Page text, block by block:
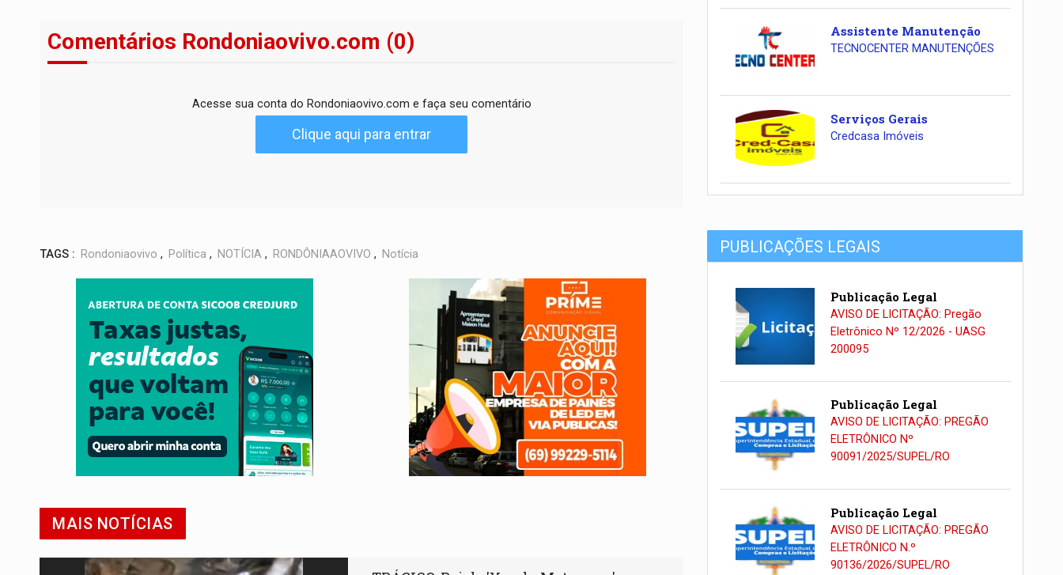
Comentários Rondoniaovivo.com (0)
Acesse sua conta do Rondoniaovivo.com e faça seu comentário
Clique aqui para entrar
TAGS : Rondoniaovivo , Política , NOTÍCIA , RONDÔNIAAOVIVO , Notícia
MAIS NOTÍCIAS
Assistente Manutenção
TECNOCENTER MANUTENÇÕES
Serviços Gerais
Credcasa Imóveis
PUBLICAÇÕES LEGAIS
Publicação Legal
AVISO DE LICITAÇÃO: Pregão
Eletrônico Nº 12/2026 - UASG
200095
Publicação Legal
AVISO DE LICITAÇÃO: PREGÃO
ELETRÔNICO Nº
90091/2025/SUPEL/RO
Publicação Legal
AVISO DE LICITAÇÃO: PREGÃO
ELETRÔNICO N.º
90136/2026/SUPEL/RO